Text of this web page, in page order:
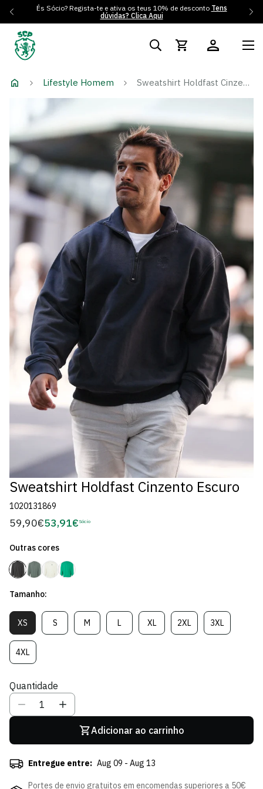
És Sócio? Regista-te e ativa os teus 10% de desconto Tens
dúvidas? Clica Aqui
Lifestyle Homem Sweatshirt Holdfast Cinzento Escuro
Sweatshirt Holdfast Cinzento Escuro
1020131869
Preço
59,90€Preço
Sócio
53,91€ Sócio
Outras cores
Tamanho:
XSVariante
Esgotada
Ou
Indisponível
SVariante
Esgotada
MVariante
Esgotada
LVariante
Esgotada
XLVariante
Esgotada
2XLVariante
Esgotada
3XLVariante
Esgotada
4XLVariante
Esgotada
Indisponível
Quantidade
Adicionar ao carrinho
Entregue entre: Aug 09 - Aug 13
Portes de envio gratuitos em encomendas superiores a 50€